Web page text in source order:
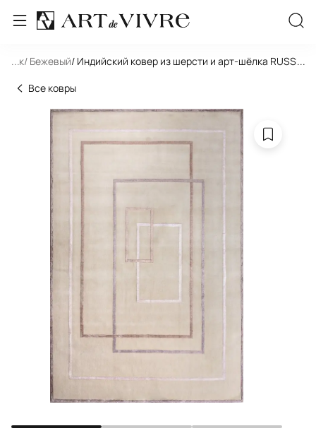
... / Бежевый/ Индийский ковер из шерсти и арт-шёлка RUSSEL...
Все ковры